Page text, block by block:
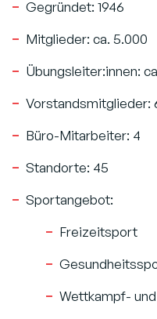
Gegründet: 1946
Mitglieder: ca. 5.000
Übungsleiter:innen:
Vorstandsmitglieder:
Büro-Mitarbeiter: 4
Standorte: 45
Sportangebot:
Freizeitsport
Wettkampf-